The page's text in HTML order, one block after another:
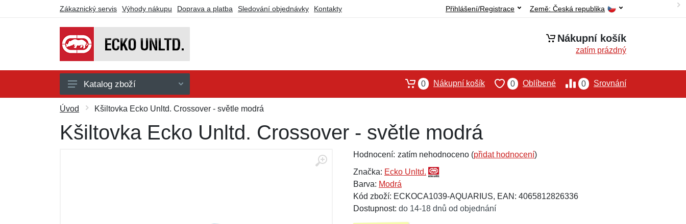
Zákaznický servis Výhody nákupu Doprava a platba Sledování objednávky Kontakty Země: Česká republika
Přihlášení/Registrace
Nákupní košík
zatím prázdný
Doplňky
Košile
Katalog zboží 0 Srovnání
0 Oblíbené
0 Nákupní košík
Úvod Kšiltovka Ecko Unltd. Crossover - světle modrá
Kšiltovka Ecko Unltd. Crossover - světle modrá
Hodnocení: zatím nehodnoceno (přidat hodnocení)
Značka: Ecko Unltd.
Barva: Modrá
Kód zboží: ECKOCA1039-AQUARIUS, EAN: 4065812826336
Dostupnost: do 14-18 dnů od objednání